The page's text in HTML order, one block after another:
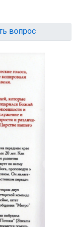
вопрос